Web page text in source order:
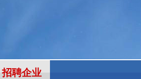
招聘企业